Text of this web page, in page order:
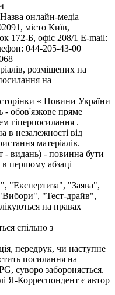
онлайн-медіа –
місто Київ,
Б, офіс 208/1 E-mail:
044-205-43-00
розміщених на
на
« Новини України
- обов'язкове пряме
гіперпосилання .
в незалежності від
матеріалів.
- видань) - повинна бути
в першому абзаці
"Експертиза", "Заява",
"Тест-драйв",
на правах
спільно з
передрук, чи наступне
посилання на
суворо забороняється.
Я-Корреспондент є автор